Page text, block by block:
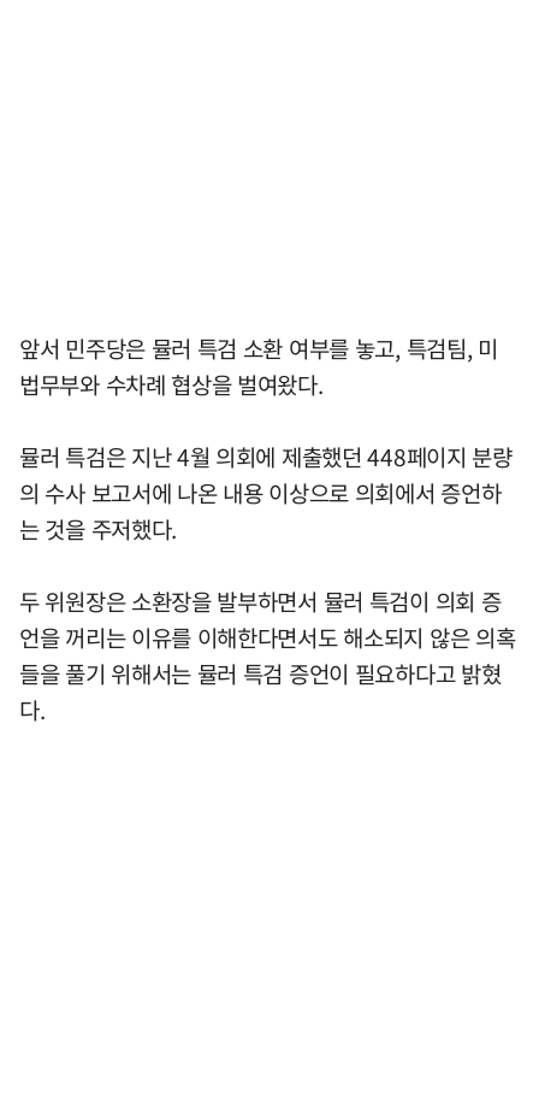
앞서 민주당은 뮬러 특검 소환 여부를 놓고, 특검팀, 미
법무부와 수차례 협상을 벌여왔다.
뮬러 특검은 지난 4월 의회에 제출했던 448페이지 분량
의 수사 보고서에 나온 내용 이상으로 의회에서 증언하
는 것을 주저했다.
두 위원장은 소환장을 발부하면서 뮬러 특검이 의회 증
언을 꺼리는 이유를 이해한다면서도 해소되지 않은 의혹
들을 풀기 위해서는 뮬러 특검 증언이 필요하다고 밝혔
다.